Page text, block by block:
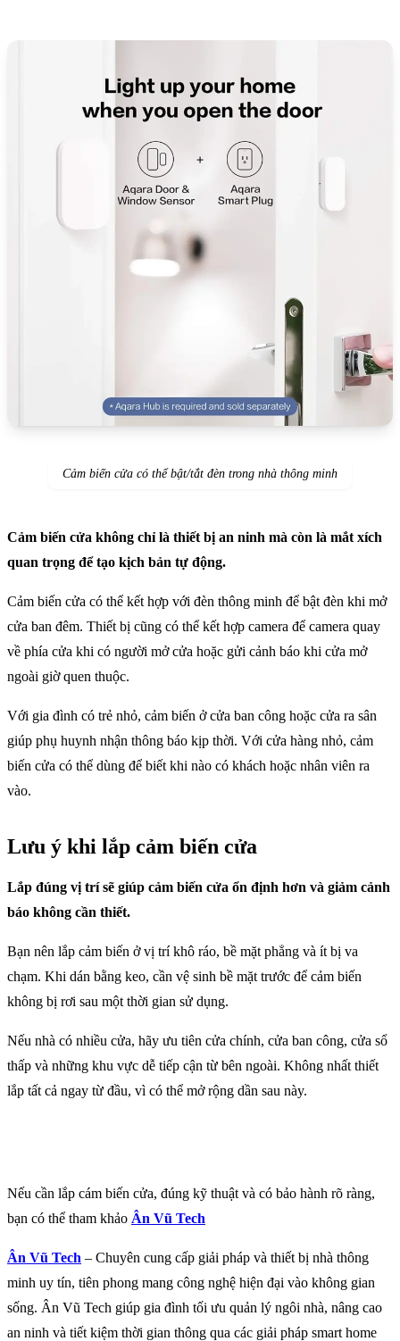
Cảm biến cửa có thể bật/tắt đèn trong nhà thông minh
Cảm biến cửa không chỉ là thiết bị an ninh mà còn là mắt xích
quan trọng để tạo kịch bản tự động.
Cảm biến cửa có thể kết hợp với đèn thông minh để bật đèn khi mở
cửa ban đêm. Thiết bị cũng có thể kết hợp camera để camera quay
về phía cửa khi có người mở cửa hoặc gửi cảnh báo khi cửa mở
ngoài giờ quen thuộc.
Với gia đình có trẻ nhỏ, cảm biến ở cửa ban công hoặc cửa ra sân
giúp phụ huynh nhận thông báo kịp thời. Với cửa hàng nhỏ, cảm
biến cửa có thể dùng để biết khi nào có khách hoặc nhân viên ra
vào.
Lưu ý khi lắp cảm biến cửa
Lắp đúng vị trí sẽ giúp cảm biến cửa ổn định hơn và giảm cảnh
báo không cần thiết.
Bạn nên lắp cảm biến ở vị trí khô ráo, bề mặt phẳng và ít bị va
chạm. Khi dán bằng keo, cần vệ sinh bề mặt trước để cảm biến
không bị rơi sau một thời gian sử dụng.
Nếu nhà có nhiều cửa, hãy ưu tiên cửa chính, cửa ban công, cửa sổ
thấp và những khu vực dễ tiếp cận từ bên ngoài. Không nhất thiết
lắp tất cả ngay từ đầu, vì có thể mở rộng dần sau này.
Nếu cần lắp cám biến cửa, đúng kỹ thuật và có bảo hành rõ ràng,
bạn có thể tham khảo Ân Vũ Tech
Ân Vũ Tech – Chuyên cung cấp giải pháp và thiết bị nhà thông
minh uy tín, tiên phong mang công nghệ hiện đại vào không gian
sống. Ân Vũ Tech giúp gia đình tối ưu quản lý ngôi nhà, nâng cao
an ninh và tiết kiệm thời gian thông qua các giải pháp smart home